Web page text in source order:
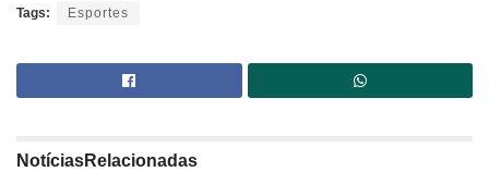
Tags: Esportes
NotíciasRelacionadas